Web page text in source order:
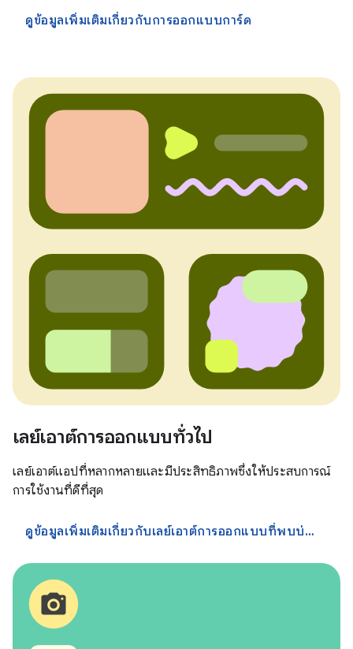
ดูข้อมูลเพิ่มเติมเกี่ยวกับการออกแบบการ์ด
เลย์เอาต์การออกแบบทั่วไป
เลย์เอาต์แอปที่หลากหลายและมีประสิทธิภาพซึ่งให้ประสบการณ์
การใช้งานที่ดีที่สุด
ดูข้อมูลเพิ่มเติมเกี่ยวกับเลย์เอาต์การออกแบบที่พบบ่อย